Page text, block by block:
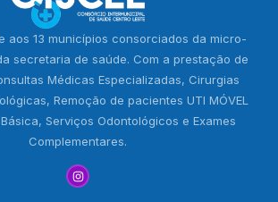
aos 13 municípios consorciados da micro-
secretaria de saúde. Com a prestação de
Médicas Especializadas, Cirurgias
Remoção de pacientes UTI MÓVEL
Serviços Odontológicos e Exames
Complementares.